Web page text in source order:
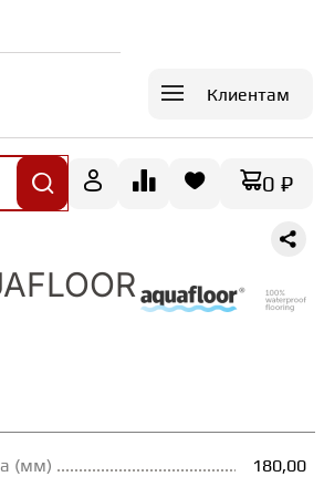
Клиентам
0 ₽
(мм)
180,00